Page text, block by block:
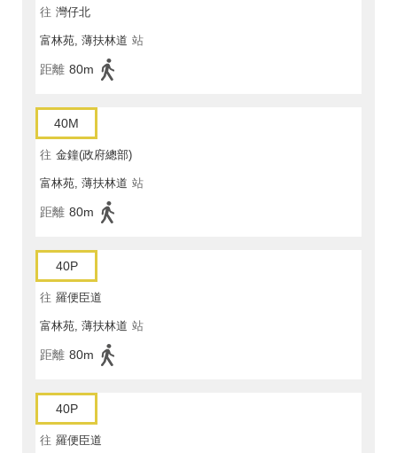
往 灣仔北
富林苑, 薄扶林道 站
距離 80m
40M
往 金鐘(政府總部)
富林苑, 薄扶林道 站
距離 80m
40P
往 羅便臣道
富林苑, 薄扶林道 站
距離 80m
40P
往 羅便臣道